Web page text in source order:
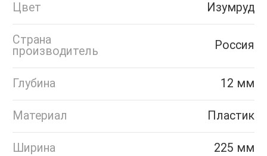
Цвет Изумруд
Страна
производитель
Россия
Глубина 12 мм
Материал Пластик
Ширина 225 мм